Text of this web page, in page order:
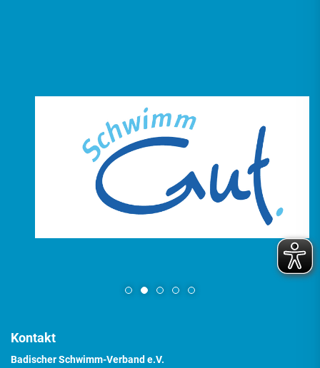
Kontakt
Badischer Schwimm-Verband e.V.